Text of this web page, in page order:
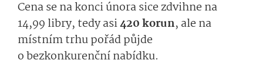
Cena se na konci února sice zdvihne na
14,99 libry, tedy asi420 korun, ale na
místním trhu pořád půjde
o bezkonkurenční nabídku.